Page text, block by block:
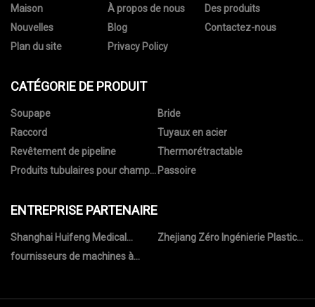
Maison À propos de nous
Des produits
Nouvelles
Blog
Contactez-nous
Plan du site
Privacy Policy
CATÉGORIE DE PRODUIT
Soupape
Bride
Raccord
Tuyaux en acier
Revêtement de pipeline
Thermorétractable
Produits tubulaires pour champs Passoire
ENTREPRISE PARTENAIRE
Shanghai Huifeng Medical
Instrument Co., Ltd.
Zhejiang Zéro Ingénierie Plastics
fournisseurs de machines à